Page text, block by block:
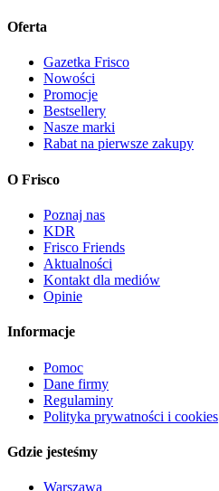
Oferta
Gazetka Frisco
Nowości
Promocje
Bestsellery
Nasze marki
Rabat na pierwsze zakupy
O Frisco
Poznaj nas
KDR
Frisco Friends
Aktualności
Kontakt dla mediów
Opinie
Informacje
Pomoc
Dane firmy
Regulaminy
Polityka prywatności i cookies
Gdzie jesteśmy
Warszawa